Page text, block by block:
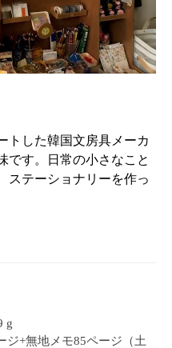
トした韓国文房具メーカ
です。日常の小さなこと
ステーショナリーを作っ
g
ジ+無地メモ85ページ（土